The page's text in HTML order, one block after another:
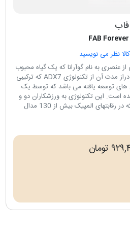
فاب
FAB
نظر می نویسید
عنصری به نام گوآرانا که یک گیاه محبوب
در برزیل است، می آید. و انرژی دراز مدت آن از تکنولوژی ADX7 که ترکیبی
های توسعه یافته می باشد که توسط یک
است. این تکنولوژی به ورزشکاران دو و
میدانی روسیه کمک کرده است که در رقابتهای المپیک بیش از 130 مدال
تومان